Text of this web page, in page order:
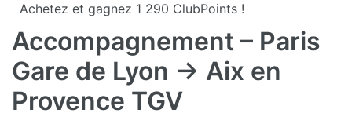
Achetez et gagnez 1 290 ClubPoints !
Accompagnement – Paris
Gare de Lyon → Aix en
Provence TGV